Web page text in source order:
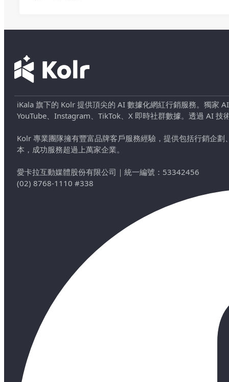
iKala 旗下的 Kolr 提供頂尖的 AI 數據化網紅行銷服務。獨家
YouTube、Instagram、TikTok、X 即時社群數據。透過 AI
Kolr 專業團隊擁有豐富品牌客戶服務經驗，提供包括行銷企
本，成功服務超過上萬家企業。
愛卡拉互動媒體股份有限公司 ｜ 統一編號：53342456
(02) 8768-1110 #338